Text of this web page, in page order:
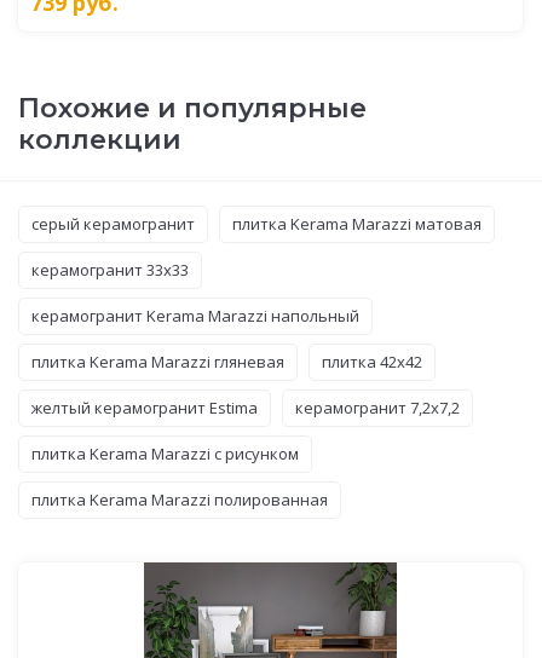
Похожие и популярные
коллекции
серый керамогранит плитка Kerama Marazzi матовая
керамогранит 33x33
керамогранит Kerama Marazzi напольный
плитка Kerama Marazzi гляневая плитка 42x42
желтый керамогранит Estima керамогранит 7,2x7,2
плитка Kerama Marazzi с рисунком
плитка Kerama Marazzi полированная